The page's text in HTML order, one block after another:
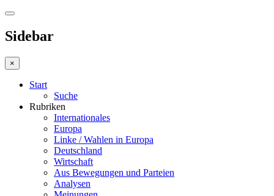
Sidebar
×
Start
Suche
Rubriken
Internationales
Europa
Linke / Wahlen in Europa
Deutschland
Wirtschaft
Aus Bewegungen und Parteien
Analysen